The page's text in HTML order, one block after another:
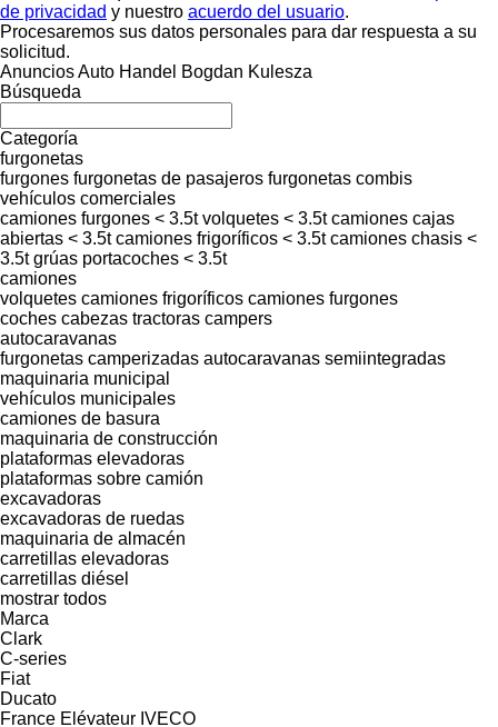
de privacidad y nuestro acuerdo del usuario.
Procesaremos sus datos personales para dar respuesta a su
solicitud.
Anuncios Auto Handel Bogdan Kulesza
Búsqueda
Categoría
furgonetas
furgones furgonetas de pasajeros furgonetas combis
vehículos comerciales
camiones furgones < 3.5t volquetes < 3.5t camiones cajas
abiertas < 3.5t camiones frigoríficos < 3.5t camiones chasis <
3.5t grúas portacoches < 3.5t
camiones
volquetes camiones frigoríficos camiones furgones
coches cabezas tractoras campers
autocaravanas
furgonetas camperizadas autocaravanas semiintegradas
maquinaria municipal
vehículos municipales
camiones de basura
maquinaria de construcción
plataformas elevadoras
plataformas sobre camión
excavadoras
excavadoras de ruedas
maquinaria de almacén
carretillas elevadoras
carretillas diésel
mostrar todos
Marca
Clark
C-series
Fiat
Ducato
France Elévateur IVECO